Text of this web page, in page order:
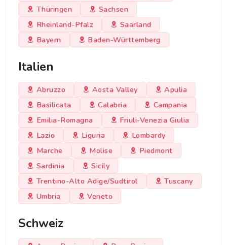
Thüringen
Sachsen
Rheinland-Pfalz
Saarland
Bayern
Baden-Württemberg
Italien
Abruzzo Aosta Valley
Apulia
Basilicata
Calabria
Campania
Emilia-Romagna
Friuli-Venezia Giulia
Lazio
Liguria
Lombardy
Marche
Molise
Piedmont
Sardinia
Sicily
Trentino-Alto Adige/Sudtirol
Tuscany
Umbria
Veneto
Schweiz